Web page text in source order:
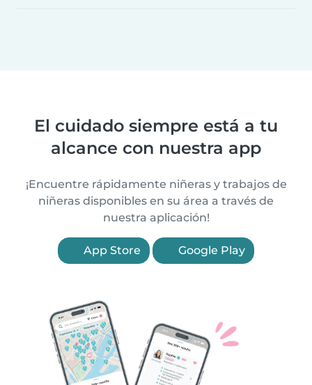
El cuidado siempre está a tu
alcance con nuestra app
¡Encuentre rápidamente niñeras y trabajos de
niñeras disponibles en su área a través de
nuestra aplicación!
App Store Google Play